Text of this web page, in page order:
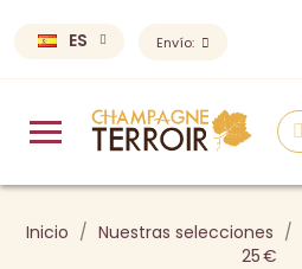
ES Envío:
Inicio Nuestras selecciones
25 €